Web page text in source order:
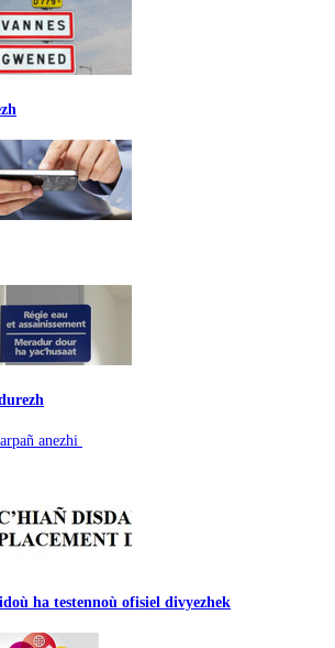
anezhi
ha testennoù ofisiel divyezhek